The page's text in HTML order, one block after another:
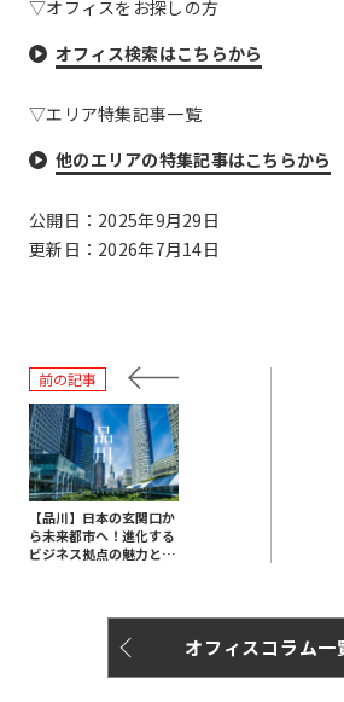
▽オフィスをお探しの方
オフィス検索はこちらから
▽エリア特集記事一覧
他のエリアの特集記事はこちらから
公開日：2025年9月29日
更新日：2026年7月14日
前の記事
【品川】日本の玄関口か
ら未来都市へ！進化する
ビジネス拠点の魅力と再
オフィスコラム一